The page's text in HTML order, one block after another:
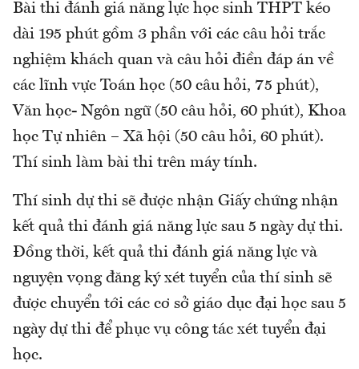
Bài thi đánh giá năng lực học sinh THPT kéo
dài 195 phút gồm 3 phần với các câu hỏi trắc
nghiệm khách quan và câu hỏi điền đáp án về
các lĩnh vực Toán học (50 câu hỏi, 75 phút),
Văn học- Ngôn ngữ (50 câu hỏi, 60 phút), Khoa
học Tự nhiên – Xã hội (50 câu hỏi, 60 phút).
Thí sinh làm bài thi trên máy tính.
Thí sinh dự thi sẽ được nhận Giấy chứng nhận
kết quả thi đánh giá năng lực sau 5 ngày dự thi.
Đồng thời, kết quả thi đánh giá năng lực và
nguyện vọng đăng ký xét tuyển của thí sinh sẽ
được chuyển tới các cơ sở giáo dục đại học sau 5
ngày dự thi để phục vụ công tác xét tuyển đại
học.